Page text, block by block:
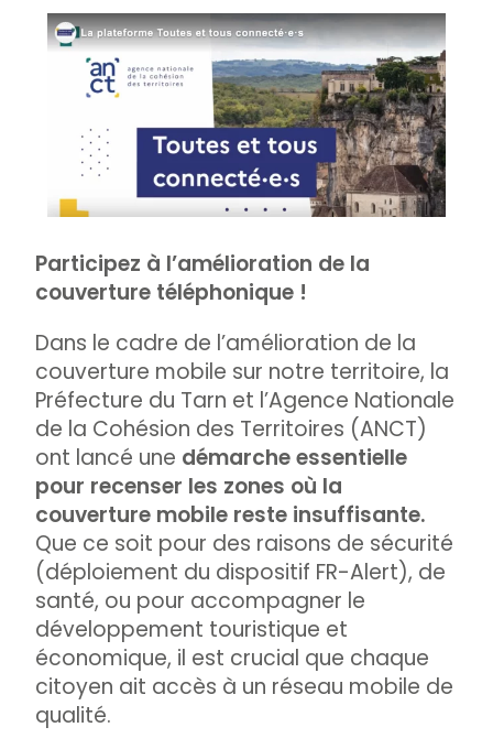
Participez à l’amélioration de la
couverture téléphonique !
Dans le cadre de l’amélioration de la
couverture mobile sur notre territoire, la
Préfecture du Tarn et l’Agence Nationale
de la Cohésion des Territoires (ANCT)
ont lancé une démarche essentielle
pour recenser les zones où la
couverture mobile reste insuffisante.
Que ce soit pour des raisons de sécurité
(déploiement du dispositif FR-Alert), de
santé, ou pour accompagner le
développement touristique et
économique, il est crucial que chaque
citoyen ait accès à un réseau mobile de
qualité.